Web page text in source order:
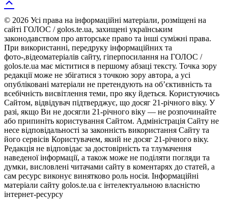
© 2026 Усі права на інформаційні матеріали, розміщені на
сайті ГОЛОС / golos.te.ua, захищені українським
законодавством про авторське право та інші суміжні права.
При використанні, передруку інформаційних та
фото-,відеоматеріалів сайту, гіперпосилання на ГОЛОС /
golos.te.ua має міститися в першому абзаці тексту. Точка зору
редакції може не збігатися з точкою зору автора, а усі
опубліковані матеріали не претендують на об’єктивність та
всебічність висвітлення теми, про яку йдеться. Користуючись
Сайтом, відвідувач підтверджує, що досяг 21-річного віку. У
разі, якщо Ви не досягли 21-річного віку — не розпочинайте
або припиніть користування Сайтом. Адміністрація Сайту не
несе відповідальності за законність використання Сайту та
його сервісів Користувачем, який не досяг 21-річного віку.
Редакція не відповідає за достовірність та тлумачення
наведеної інформації, а також може не поділяти погляди та
думки, висловлені читачами сайту в коментарях до статей, а
сам ресурс виконує винятково роль носія. Інформаційні
матеріали сайту golos.te.ua є інтелектуальною власністю
інтернет-ресурсу